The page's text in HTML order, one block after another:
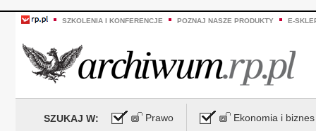
SZKOLENIA I KONFERENCJE POZNAJ NASZE PRODUKTY E-
SZUKAJ W: Prawo Ekonomia i biznes